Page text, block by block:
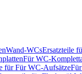
Wand-WCsErsatzteile
Für WC-
für Für WC-Aufsätze